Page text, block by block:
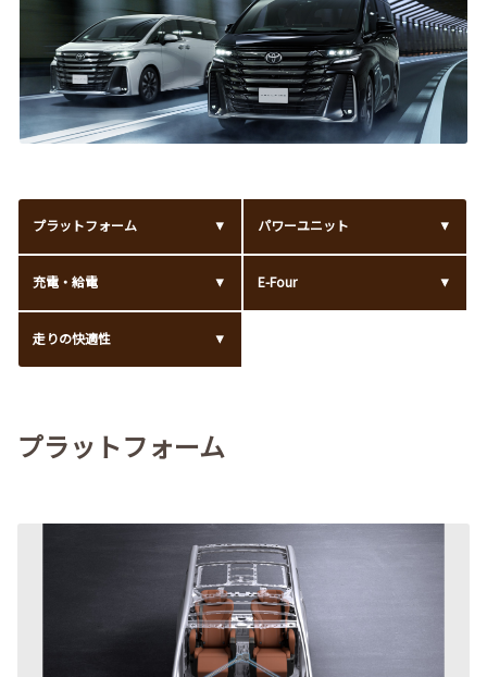
プラットフォーム パワーユニット
充電・給電 E-Four
走りの快適性
プラットフォーム